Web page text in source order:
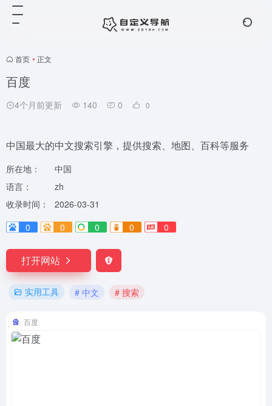
首页 • 正文
百度
4个月前更新 140 0 0
中国最大的中文搜索引擎，提供搜索、地图、百科等服务
所在地：
中国
语言：
zh
收录时间：
2026-03-31
0
0 0 0 0
打开网站
实用工具 # 中文 # 搜索
百度